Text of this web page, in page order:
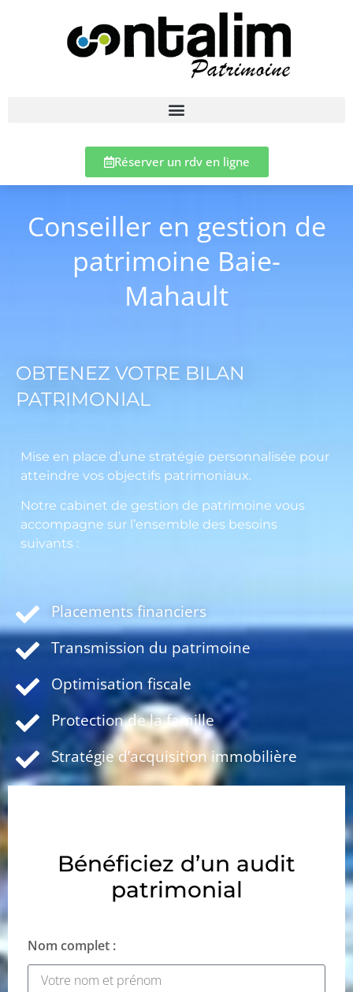
Réserver un rdv en ligne
Conseiller en gestion de
patrimoine Baie-
Mahault
OBTENEZ VOTRE BILAN
PATRIMONIAL
Mise en place d’une stratégie personnalisée pour
atteindre vos objectifs patrimoniaux.
Notre cabinet de gestion de patrimoine vous
accompagne sur l’ensemble des besoins
suivants :
Placements financiers
Transmission du patrimoine
Optimisation fiscale
Protection de la famille
Stratégie d’acquisition immobilière
Bénéficiez d’un audit
patrimonial
Nom complet :